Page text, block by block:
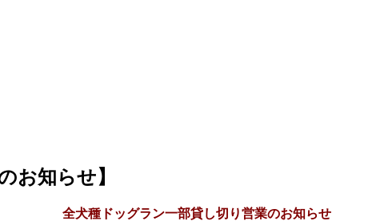
お知らせ】
全犬種ドッグラン一部貸し切り営業のお知らせ